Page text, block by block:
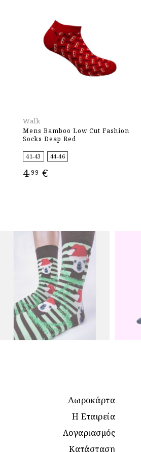
Walk
Mens Bamboo Low Cut Fashion
Socks Deap Red
41-43 44-46
4,99 €
Δωροκάρτα
Η Εταιρεία
Λογαριασμός
Κατάσταση